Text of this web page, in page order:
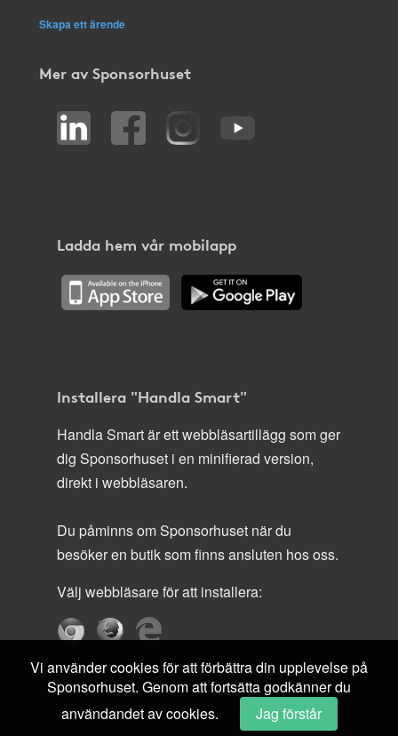
Skapa ett ärende
Mer av Sponsorhuset
Ladda hem vår mobilapp
Installera "Handla Smart"
Handla Smart är ett webbläsartillägg som ger
dig Sponsorhuset i en minifierad version,
direkt i webbläsaren.
Du påminns om Sponsorhuset när du
besöker en butik som finns ansluten hos oss.
Välj webbläsare för att installera:
Vi använder cookies för att förbättra din upplevelse på
Sponsorhuset. Genom att fortsätta godkänner du
användandet av cookies.
Jag förstår